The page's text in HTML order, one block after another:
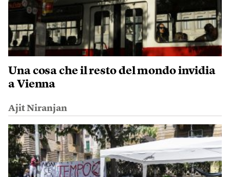
Una cosa che il resto del mondo invidia
a Vienna
Ajit Niranjan